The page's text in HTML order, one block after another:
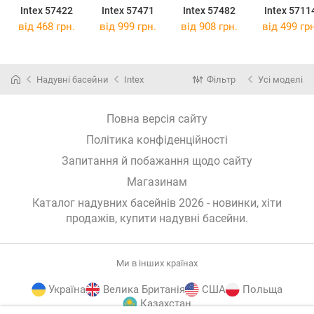
Intex 57422 Intex 57471 Intex 57482 Intex
від 468 грн. від 999 грн. від 908 грн. від 499
Надувні басейни Intex Фільтр Усі моделі
Повна версія сайту
Політика конфіденційності
Запитання й побажання щодо сайту
Магазинам
Каталог надувних басейнів 2026 - новинки, хіти
продажів, купити надувні басейни.
Ми в інших країнах
Україна Велика Британія США
Польща
Казахстан